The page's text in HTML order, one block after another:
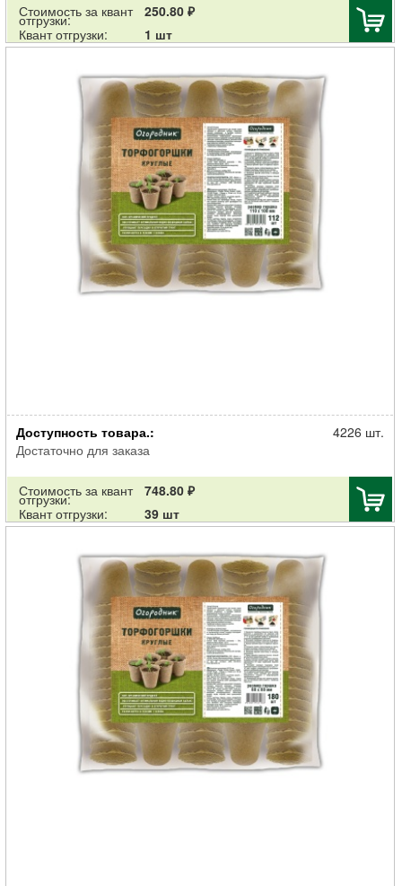
Стоимость за квант
отгрузки:
250.80 ₽
Квант отгрузки:
1 шт
Торфогоршки Огородник 110*100 круглые (1 шт = 112 торфогоршков)
Доступность товара.:
Достаточно для заказа
4226 шт.
Стоимость за квант
отгрузки:
748.80 ₽
Квант отгрузки:
39 шт